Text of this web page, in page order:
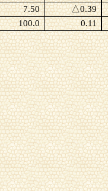
7.50 △0.39
100.0 0.11